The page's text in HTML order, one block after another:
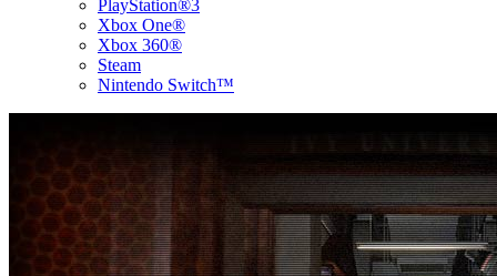
PlayStation®3
Xbox One®
Xbox 360®
Steam
Nintendo Switch™